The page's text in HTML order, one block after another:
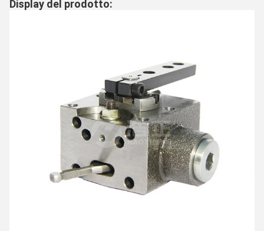
Display del prodotto: